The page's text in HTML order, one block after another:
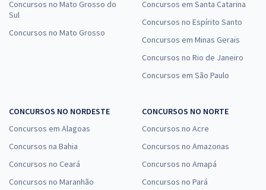
Concursos no Mato Grosso do
Sul
Concursos no Mato Grosso
Concursos em Santa Catarina
Concursos no Espírito Santo
Concursos em Minas Gerais
Concursos no Rio de Janeiro
Concursos em São Paulo
CONCURSOS NO NORDESTE
Concursos em Alagoas
Concursos na Bahia
Concursos no Ceará
Concursos no Maranhão
CONCURSOS NO NORTE
Concursos no Acre
Concursos no Amazonas
Concursos no Amapá
Concursos no Pará